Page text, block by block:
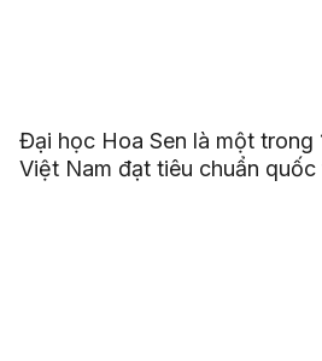
Đại học Hoa Sen là một trong
Việt Nam đạt tiêu chuẩn quốc